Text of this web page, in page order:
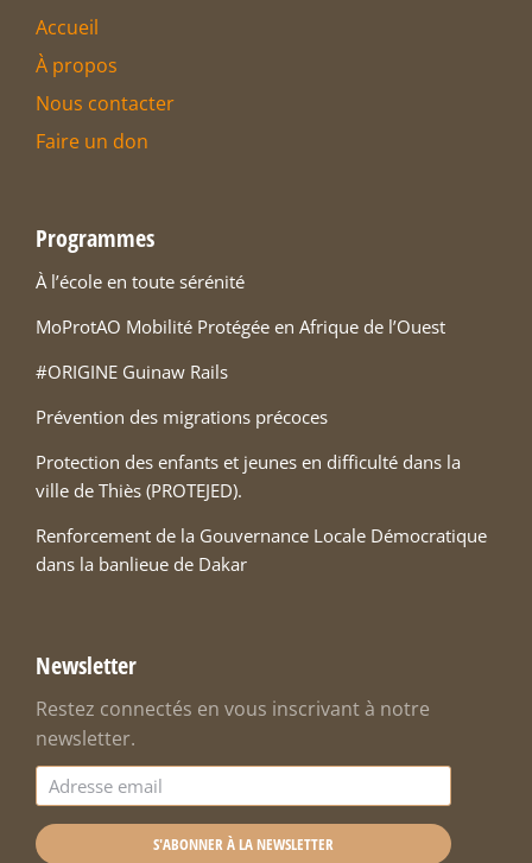
Accueil
À propos
Nous contacter
Faire un don
Programmes
À l’école en toute sérénité
MoProtAO Mobilité Protégée en Afrique de l’Ouest
#ORIGINE Guinaw Rails
Prévention des migrations précoces
Protection des enfants et jeunes en difficulté dans la
ville de Thiès (PROTEJED).
Renforcement de la Gouvernance Locale Démocratique
dans la banlieue de Dakar
Newsletter
Restez connectés en vous inscrivant à notre
newsletter.
S'ABONNER À LA NEWSLETTER